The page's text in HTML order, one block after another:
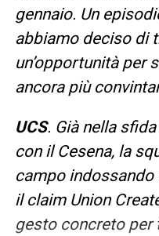
gennaio. Un
abbiamo deciso di
un’opportunità per
ancora più
UCS. Già nella
con il Cesena, la
campo indossando
il claim Union
gesto concreto per